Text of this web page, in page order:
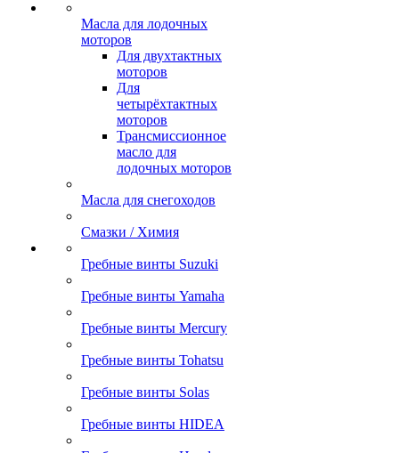
Масла для лодочных
моторов
Для двухтактных
моторов
Для
четырёхтактных
моторов
Трансмиссионное
масло для
лодочных моторов
Масла для снегоходов
Смазки / Химия
Гребные винты Suzuki
Гребные винты Yamaha
Гребные винты Mercury
Гребные винты Tohatsu
Гребные винты Solas
Гребные винты HIDEA